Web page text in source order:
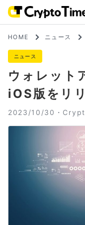
HOME ニュース
ニュース
ウォレット
iOS版をリ
2023/10/30・